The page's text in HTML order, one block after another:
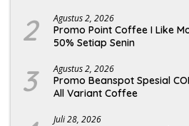
2 Agustus 2, 2026
Promo Point Coffee I Like
50% Setiap Senin
3 Agustus 2, 2026
Promo Beanspot Spesial
All Variant Coffee
Juli 28, 2026